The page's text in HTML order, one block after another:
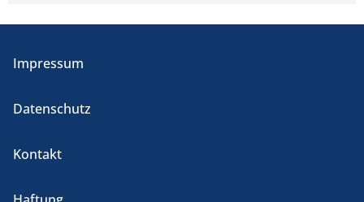
Impressum
Datenschutz
Kontakt